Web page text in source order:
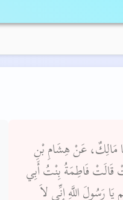
مَالِكٌ، عَنْ هِشَامِ بْنِ
قَالَتْ فَاطِمَةُ بِنْتُ أَبِي
رَسُولَ اللَّهِ إِنِّي لاَ